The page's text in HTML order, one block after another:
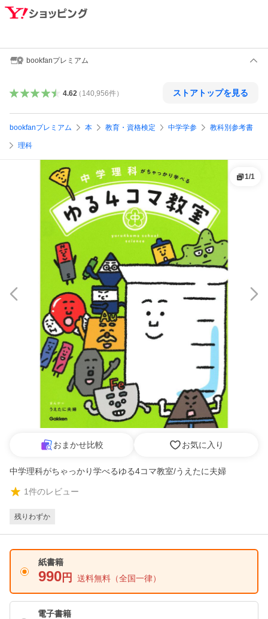
bookfanプレミアム
4.62（ 140,956件） ストアトップを見る
bookfanプレミアム 本 教育・資格検定 中学学参 教科別参考書
理科
1/1
おまかせ比較 お気に入り
中学理科がちゃっかり学べるゆる4コマ教室/うえたに夫婦
1件のレビュー
残りわずか
紙書籍
990 円 送料無料 （全国一律）
電子書籍